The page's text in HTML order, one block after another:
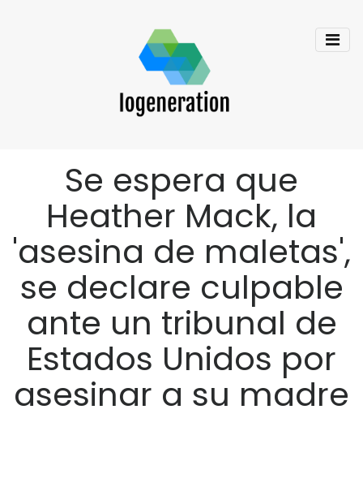
Se espera que
Heather Mack, la
'asesina de maletas',
se declare culpable
ante un tribunal de
Estados Unidos por
asesinar a su madre